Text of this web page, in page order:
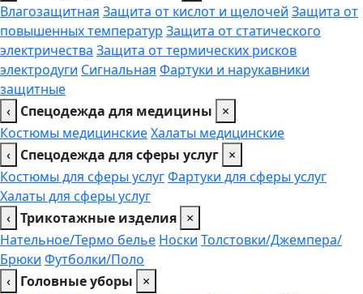
Влагозащитная Защита от кислот и щелочей Защита от
повышенных температур Защита от статического
электричества Защита от термических рисков
электродуги Сигнальная Фартуки и нарукавники
защитные
‹ Спецодежда для медицины
×
Костюмы медицинскиеХалаты медицинские
‹ Спецодежда для сферы услуг ×
Костюмы для сферы услугФартуки для сферы услуг
Халаты для сферы услуг
‹ Трикотажные изделия ×
Нательное/Термо белье Носки Толстовки/Джемпера/
Брюки Футболки/Поло
‹ Головные уборы
×